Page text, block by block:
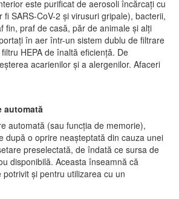
este purificat de aerosoli încărcați cu
SARS-CoV-2 și virusuri gripale), bacterii,
fin, praf de casă, păr de animale și alți
în aer într-un sistem dublu de filtrare
HEPA de înaltă eficiență. De
acarienilor și a alergenilor. Afaceri
automată
automată (sau funcția de memorie),
după o oprire neașteptată din cauza unei
preselectată, de îndată ce sursa de
disponibilă. Aceasta înseamnă că
și pentru utilizarea cu un